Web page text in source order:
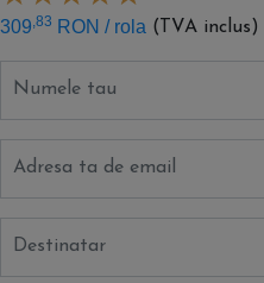
309 ,83 RON / rola (TVA inclus)
Numele tau
Adresa ta de email
Destinatar